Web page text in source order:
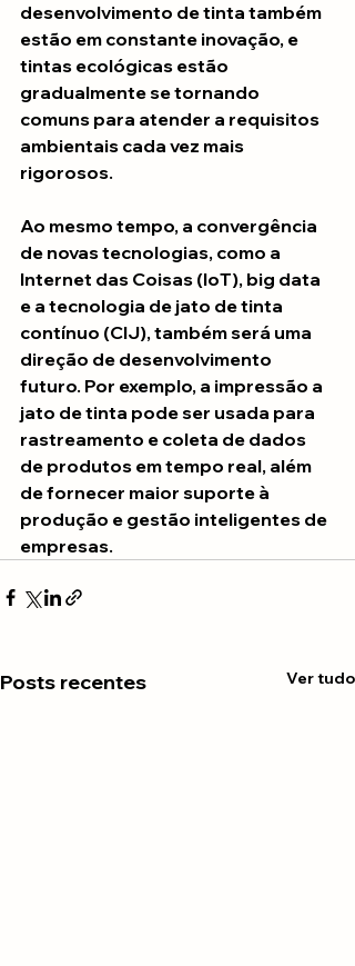
desenvolvimento de tinta também
estão em constante inovação, e
tintas ecológicas estão
gradualmente se tornando
comuns para atender a requisitos
ambientais cada vez mais
rigorosos.
Ao mesmo tempo, a convergência
de novas tecnologias, como a
Internet das Coisas (IoT), big data
e a tecnologia de jato de tinta
contínuo (CIJ), também será uma
direção de desenvolvimento
futuro. Por exemplo, a impressão a
jato de tinta pode ser usada para
rastreamento e coleta de dados
de produtos em tempo real, além
de fornecer maior suporte à
produção e gestão inteligentes de
empresas.
Posts recentes Ver tudo